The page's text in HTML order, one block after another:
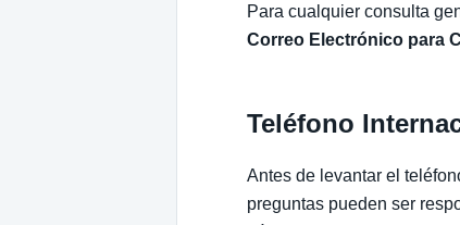
Para cualquier consulta
Correo Electrónico para
Teléfono
Antes de levantar el
preguntas pueden ser